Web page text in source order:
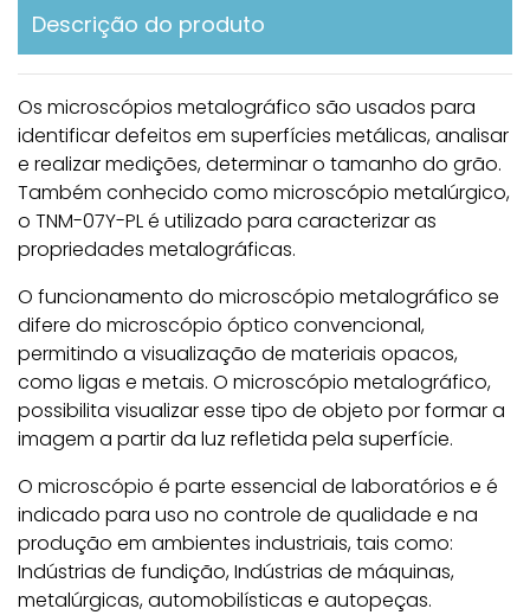
Descrição do produto
Os microscópios metalográfico são usados ​​para
identificar defeitos em superfícies metálicas, analisar
e realizar medições, determinar o tamanho do grão.
Também conhecido como microscópio metalúrgico,
o TNM-07Y-PL é utilizado para caracterizar as
propriedades metalográficas.
O funcionamento do microscópio metalográfico se
difere do microscópio óptico convencional,
permitindo a visualização de materiais opacos,
como ligas e metais. O microscópio metalográfico,
possibilita visualizar esse tipo de objeto por formar a
imagem a partir da luz refletida pela superfície.
O microscópio é parte essencial de laboratórios e é
indicado para uso no controle de qualidade e na
produção em ambientes industriais, tais como:
Indústrias de fundição, Indústrias de máquinas,
metalúrgicas, automobilísticas e autopeças.